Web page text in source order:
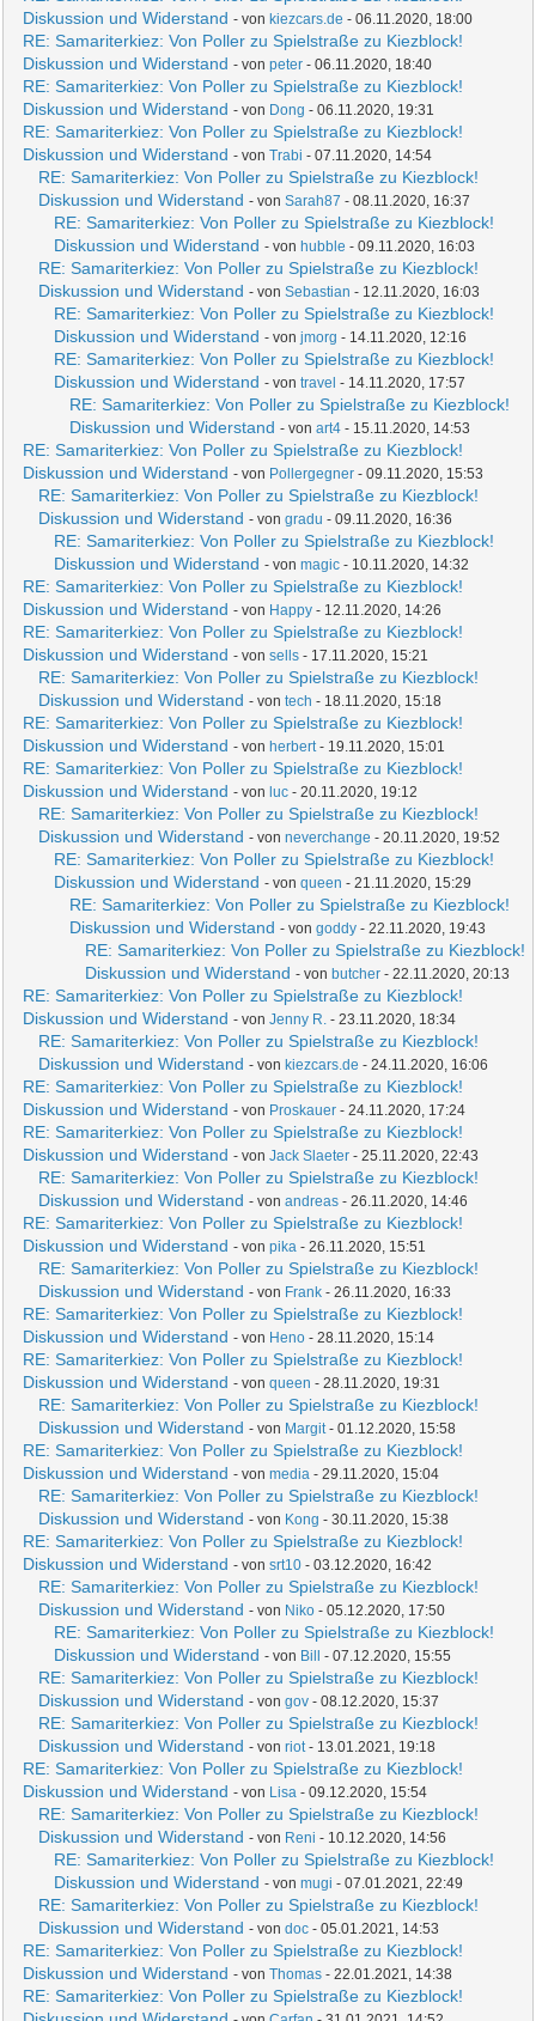
Diskussion und Widerstand - von kiezcars.de - 06.11.2020, 18:00
RE: Samariterkiez: Von Poller zu Spielstraße zu Kiezblock!
Diskussion und Widerstand - vonpeter - 06.11.2020, 18:40
RE: Samariterkiez: Von Poller zu Spielstraße zu Kiezblock!
Diskussion und Widerstand - von Dong - 06.11.2020, 19:31
RE: Samariterkiez: Von Poller zu Spielstraße zu Kiezblock!
Diskussion und Widerstand - vonTrabi - 07.11.2020, 14:54
RE: Samariterkiez: Von Poller zu Spielstraße zu Kiezblock!
Diskussion und Widerstand - vonSarah87 - 08.11.2020, 16:37
RE: Samariterkiez: Von Poller zu Spielstraße zu Kiezblock!
Diskussion und Widerstand - von hubble - 09.11.2020, 16:03
RE: Samariterkiez: Von Poller zu Spielstraße zu Kiezblock!
Diskussion und Widerstand - vonSebastian - 12.11.2020, 16:03
RE: Samariterkiez: Von Poller zu Spielstraße zu Kiezblock!
Diskussion und Widerstand - vonjmorg - 14.11.2020, 12:16
RE: Samariterkiez: Von Poller zu Spielstraße zu Kiezblock!
Diskussion und Widerstand - vontravel - 14.11.2020, 17:57
RE: Samariterkiez: Von Poller zu Spielstraße zu Kiezblock!
Diskussion und Widerstand - vonart4 - 15.11.2020, 14:53
RE: Samariterkiez: Von Poller zu Spielstraße zu Kiezblock!
Diskussion und Widerstand - von Pollergegner - 09.11.2020, 15:53
RE: Samariterkiez: Von Poller zu Spielstraße zu Kiezblock!
Diskussion und Widerstand - vongradu - 09.11.2020, 16:36
RE: Samariterkiez: Von Poller zu Spielstraße zu Kiezblock!
Diskussion und Widerstand - vonmagic - 10.11.2020, 14:32
RE: Samariterkiez: Von Poller zu Spielstraße zu Kiezblock!
Diskussion und Widerstand - von Happy - 12.11.2020, 14:26
RE: Samariterkiez: Von Poller zu Spielstraße zu Kiezblock!
Diskussion und Widerstand - vonsells - 17.11.2020, 15:21
RE: Samariterkiez: Von Poller zu Spielstraße zu Kiezblock!
Diskussion und Widerstand - vontech - 18.11.2020, 15:18
RE: Samariterkiez: Von Poller zu Spielstraße zu Kiezblock!
Diskussion und Widerstand - von herbert- 19.11.2020, 15:01
RE: Samariterkiez: Von Poller zu Spielstraße zu Kiezblock!
Diskussion und Widerstand - von luc - 20.11.2020, 19:12
RE: Samariterkiez: Von Poller zu Spielstraße zu Kiezblock!
Diskussion und Widerstand - vonneverchange - 20.11.2020, 19:52
RE: Samariterkiez: Von Poller zu Spielstraße zu Kiezblock!
Diskussion und Widerstand - vonqueen - 21.11.2020, 15:29
RE: Samariterkiez: Von Poller zu Spielstraße zu Kiezblock!
Diskussion und Widerstand - vongoddy - 22.11.2020, 19:43
RE: Samariterkiez: Von Poller zu Spielstraße zu Kiezblock!
Diskussion und Widerstand - von butcher - 22.11.2020, 20:13
RE: Samariterkiez: Von Poller zu Spielstraße zu Kiezblock!
Diskussion und Widerstand - vonJenny R. - 23.11.2020, 18:34
RE: Samariterkiez: Von Poller zu Spielstraße zu Kiezblock!
Diskussion und Widerstand - von kiezcars.de - 24.11.2020, 16:06
RE: Samariterkiez: Von Poller zu Spielstraße zu Kiezblock!
Diskussion und Widerstand - von Proskauer - 24.11.2020, 17:24
RE: Samariterkiez: Von Poller zu Spielstraße zu Kiezblock!
Diskussion und Widerstand - vonJack Slaeter - 25.11.2020, 22:43
RE: Samariterkiez: Von Poller zu Spielstraße zu Kiezblock!
Diskussion und Widerstand - vonandreas - 26.11.2020, 14:46
RE: Samariterkiez: Von Poller zu Spielstraße zu Kiezblock!
Diskussion und Widerstand - vonpika - 26.11.2020, 15:51
RE: Samariterkiez: Von Poller zu Spielstraße zu Kiezblock!
Diskussion und Widerstand - von Frank - 26.11.2020, 16:33
RE: Samariterkiez: Von Poller zu Spielstraße zu Kiezblock!
Diskussion und Widerstand - von Heno - 28.11.2020, 15:14
RE: Samariterkiez: Von Poller zu Spielstraße zu Kiezblock!
Diskussion und Widerstand - vonqueen - 28.11.2020, 19:31
RE: Samariterkiez: Von Poller zu Spielstraße zu Kiezblock!
Diskussion und Widerstand - von Margit- 01.12.2020, 15:58
RE: Samariterkiez: Von Poller zu Spielstraße zu Kiezblock!
Diskussion und Widerstand - vonmedia - 29.11.2020, 15:04
RE: Samariterkiez: Von Poller zu Spielstraße zu Kiezblock!
Diskussion und Widerstand - von Kong - 30.11.2020, 15:38
RE: Samariterkiez: Von Poller zu Spielstraße zu Kiezblock!
Diskussion und Widerstand - vonsrt10 - 03.12.2020, 16:42
RE: Samariterkiez: Von Poller zu Spielstraße zu Kiezblock!
Diskussion und Widerstand - von Niko - 05.12.2020, 17:50
RE: Samariterkiez: Von Poller zu Spielstraße zu Kiezblock!
Diskussion und Widerstand - von Bill - 07.12.2020, 15:55
RE: Samariterkiez: Von Poller zu Spielstraße zu Kiezblock!
Diskussion und Widerstand - vongov - 08.12.2020, 15:37
RE: Samariterkiez: Von Poller zu Spielstraße zu Kiezblock!
Diskussion und Widerstand - vonriot- 13.01.2021, 19:18
RE: Samariterkiez: Von Poller zu Spielstraße zu Kiezblock!
Diskussion und Widerstand - von Lisa - 09.12.2020, 15:54
RE: Samariterkiez: Von Poller zu Spielstraße zu Kiezblock!
Diskussion und Widerstand - von Reni - 10.12.2020, 14:56
RE: Samariterkiez: Von Poller zu Spielstraße zu Kiezblock!
Diskussion und Widerstand - vonmugi - 07.01.2021, 22:49
RE: Samariterkiez: Von Poller zu Spielstraße zu Kiezblock!
Diskussion und Widerstand - vondoc - 05.01.2021, 14:53
RE: Samariterkiez: Von Poller zu Spielstraße zu Kiezblock!
Diskussion und Widerstand - vonThomas - 22.01.2021, 14:38
RE: Samariterkiez: Von Poller zu Spielstraße zu Kiezblock!